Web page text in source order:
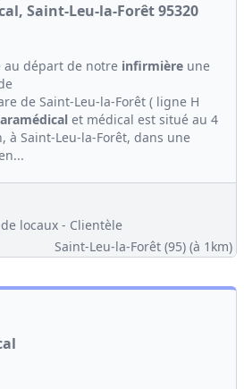
Saint-Leu-la-Forêt 95320
au départ de notre infirmière une
de Saint-Leu-la-Forêt ( ligne H
et médical est situé au 4
à Saint-Leu-la-Forêt, dans une
locaux - Clientèle
Saint-Leu-la-Forêt (95) (à 1km)